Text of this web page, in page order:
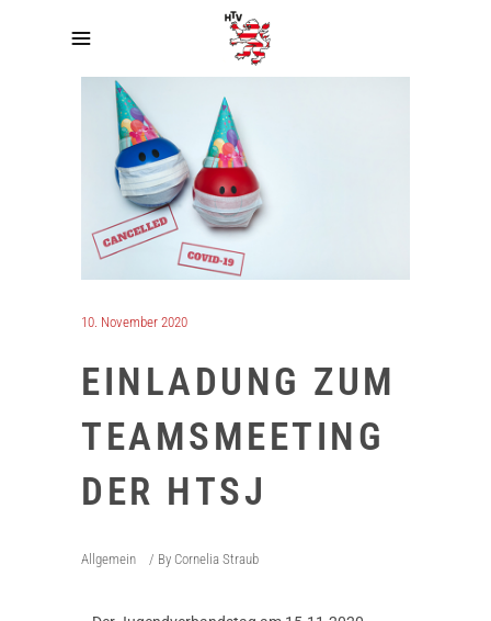
10. November 2020
EINLADUNG ZUM
TEAMSMEETING
DER HTSJ
Allgemein By Cornelia Straub